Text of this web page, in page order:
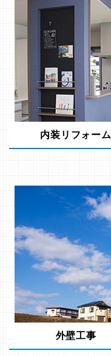
内装リフォーム
外壁工事